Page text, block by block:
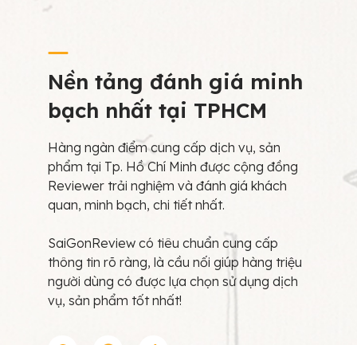
Nền tảng đánh giá minh
bạch nhất tại TPHCM
Hàng ngàn điểm cung cấp dịch vụ, sản
phẩm tại Tp. Hồ Chí Minh được cộng đồng
Reviewer trải nghiệm và đánh giá khách
quan, minh bạch, chi tiết nhất.
SaiGonReview có tiêu chuẩn cung cấp
thông tin rõ ràng, là cầu nối giúp hàng triệu
người dùng có được lựa chọn sử dụng dịch
vụ, sản phẩm tốt nhất!